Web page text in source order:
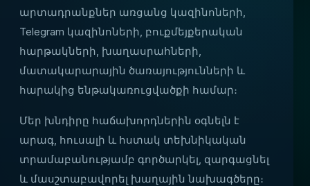
արտադրանքներ առցանց կազինոների,
Telegram կազինոների, բուքմեյքերական
հարթակների, խաղասրահների,
մատակարարային ծառայությունների և
հարակից ենթակառուցվածքի համար։
Մեր խնդիրը հաճախորդներին օգնելն է
արագ, հուսալի և հստակ տեխնիկական
տրամաբանությամբ գործարկել, զարգացնել
և մասշտաբավորել խաղային նախագծերը։